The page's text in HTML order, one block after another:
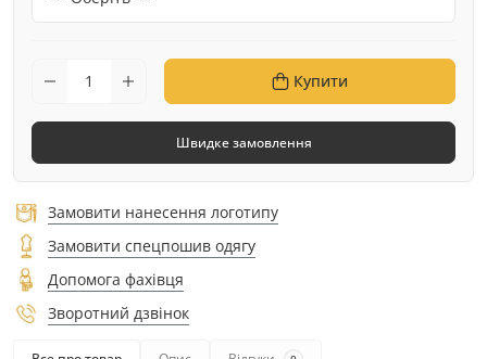
Купити
Швидке замовлення
Замовити нанесення логотипу
Замовити спецпошив одягу
Допомога фахівця
Зворотний дзвінок